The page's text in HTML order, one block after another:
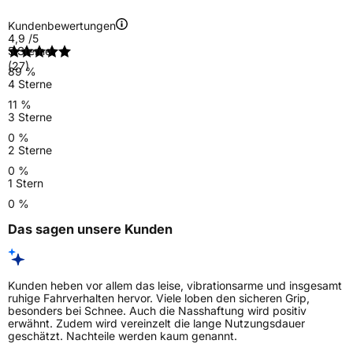
Kundenbewertungen
4,9 /5
(27)
5 Sterne
89 %
4 Sterne
11 %
3 Sterne
0 %
2 Sterne
0 %
1 Stern
0 %
Das sagen unsere Kunden
Kunden heben vor allem das leise, vibrationsarme und insgesamt
ruhige Fahrverhalten hervor. Viele loben den sicheren Grip,
besonders bei Schnee. Auch die Nasshaftung wird positiv
erwähnt. Zudem wird vereinzelt die lange Nutzungsdauer
geschätzt. Nachteile werden kaum genannt.